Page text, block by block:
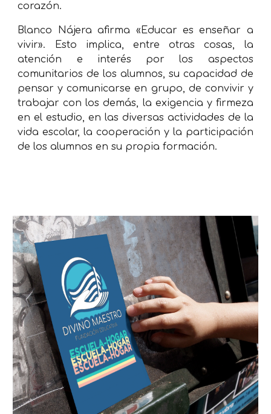
corazón.
Blanco Nájera afirma «Educar es enseñar a
vivir». Esto implica, entre otras cosas, la
atención e interés por los aspectos
comunitarios de los alumnos, su capacidad de
pensar y comunicarse en grupo, de convivir y
trabajar con los demás, la exigencia y firmeza
en el estudio, en las diversas actividades de la
vida escolar, la cooperación y la participación
de los alumnos en su propia formación.